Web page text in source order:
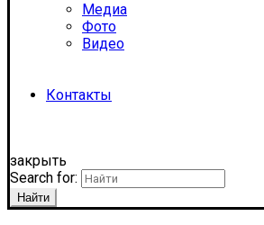
Медиа
Фото
Видео
Контакты
закрыть
Search for:
Найти